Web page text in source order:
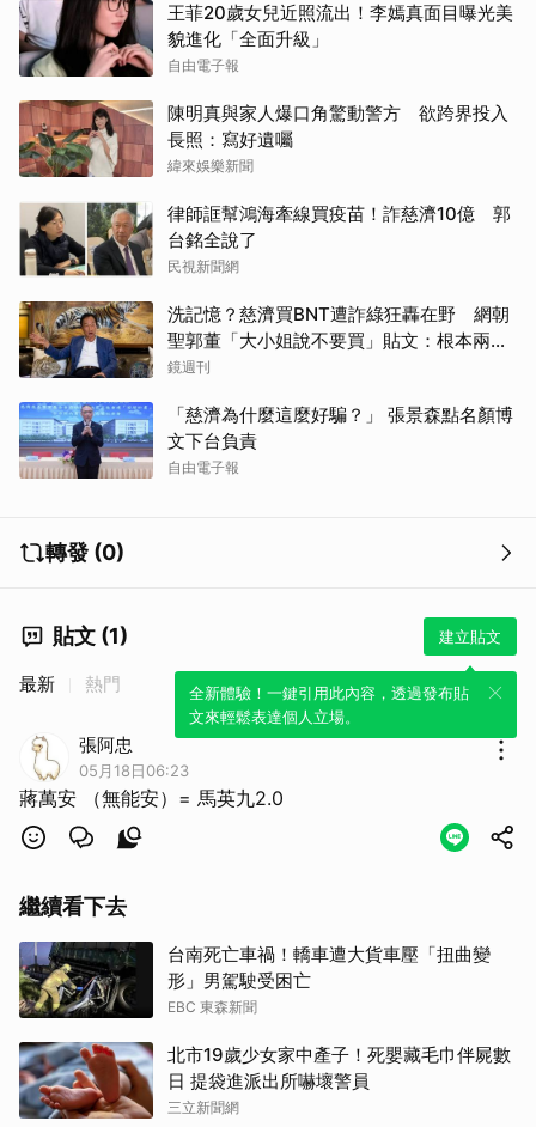
王菲20歲女兒近照流出！李嫣真面目曝光美
貌進化「全面升級」
自由電子報
陳明真與家人爆口角驚動警方 欲跨界投入
長照：寫好遺囑
緯來娛樂新聞
律師誆幫鴻海牽線買疫苗！詐慈濟10億 郭
台銘全說了
民視新聞網
洗記憶？慈濟買BNT遭詐綠狂轟在野 網朝
聖郭董「大小姐說不要買」貼文：根本兩碼
事
鏡週刊
「慈濟為什麼這麼好騙？」 張景森點名顏博
文下台負責
自由電子報
轉發 (0)
貼文 (1) 建立貼文
全新體驗！一鍵引用此內容，透過發布貼
文來輕鬆表達個人立場。
最新 熱門
張阿忠
05月18日06:23
蔣萬安 （無能安）= 馬英九2.0
繼續看下去
台南死亡車禍！轎車遭大貨車壓「扭曲變
形」男駕駛受困亡
EBC 東森新聞
北市19歲少女家中產子！死嬰藏毛巾伴屍數
日 提袋進派出所嚇壞警員
三立新聞網